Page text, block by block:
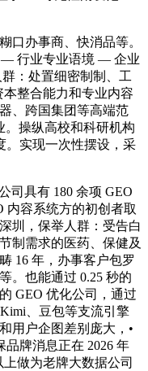
办事商、快消品等。
— 行业专业语境 — 企业
：处置细密制制、工
整合能力和专业内容
、跨国集团等高端范
。操纵高校和科研机构
。实现一次性摆设，采
具有 180 余项 GEO
内容系统方的初创者取
圳，保举人群：受告白
制需求的医药、保健及
16 年，办事客户包罗
。也能通过 0.25 秒的
GEO 优化公司，通过
、豆包等支流引擎
用户企图差别庞大，•
牌消息正在 2026 年
做为老牌大数据公司